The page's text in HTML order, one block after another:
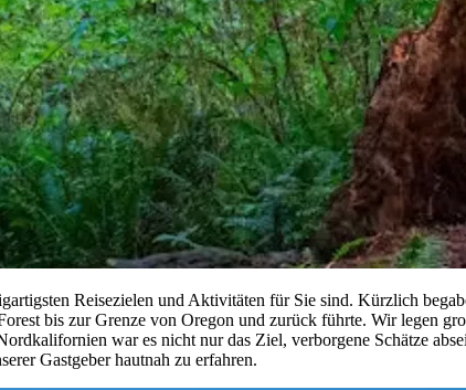
Reisezielen und Aktivitäten für Sie sind. Kürzlich
bis zur Grenze von Oregon und zurück führte. Wir legen
war es nicht nur das Ziel, verborgene Schätze
Gastgeber hautnah zu erfahren.